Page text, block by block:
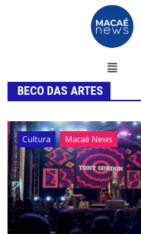
BECO DAS ARTES
Cultura Macaé News